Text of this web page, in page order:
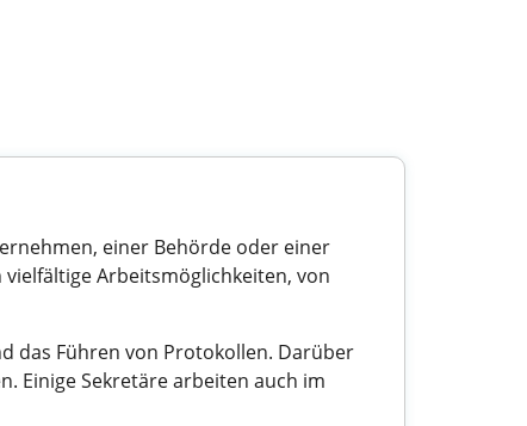
einer Behörde oder einer
Arbeitsmöglichkeiten, von
das Führen von Protokollen. Darüber
Einige Sekretäre arbeiten auch im